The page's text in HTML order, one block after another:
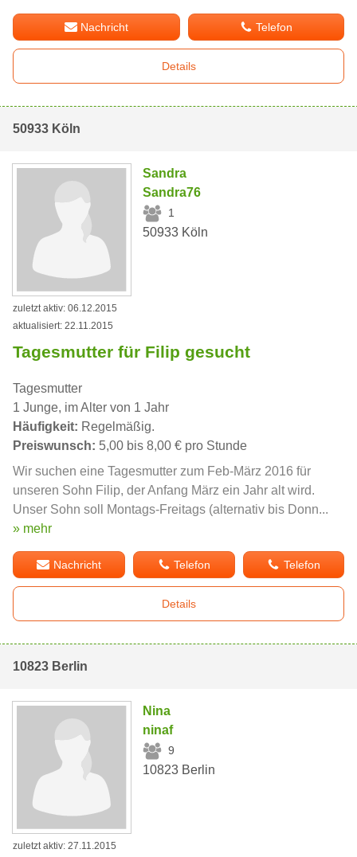
Nachricht Telefon
Details
50933 Köln
Sandra
Sandra76
1
50933 Köln
zuletzt aktiv: 06.12.2015
aktualisiert: 22.11.2015
Tagesmutter für Filip gesucht
Tagesmutter
1 Junge, im Alter von 1 Jahr
Häufigkeit: Regelmäßig.
Preiswunsch: 5,00 bis 8,00 € pro Stunde
Wir suchen eine Tagesmutter zum Feb-März 2016 für
unseren Sohn Filip, der Anfang März ein Jahr alt wird.
Unser Sohn soll Montags-Freitags (alternativ bis Donn...
» mehr
Nachricht Telefon Telefon
Details
10823 Berlin
Nina
ninaf
9
10823 Berlin
zuletzt aktiv: 27.11.2015